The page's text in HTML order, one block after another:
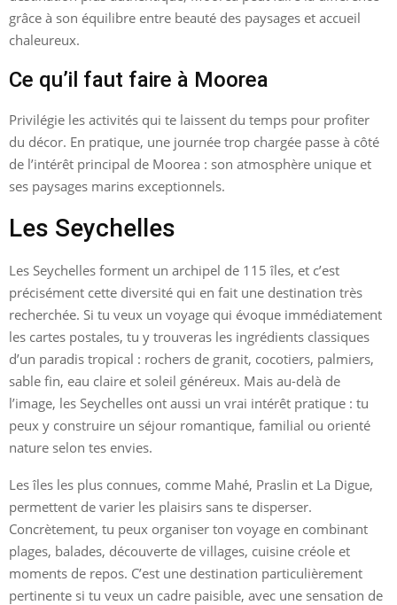
grâce à son équilibre entre beauté des paysages et accueil
chaleureux.
Ce qu’il faut faire à Moorea
Privilégie les activités qui te laissent du temps pour profiter
du décor. En pratique, une journée trop chargée passe à côté
de l’intérêt principal de Moorea : son atmosphère unique et
ses paysages marins exceptionnels.
Les Seychelles
Les Seychelles forment un archipel de 115 îles, et c’est
précisément cette diversité qui en fait une destination très
recherchée. Si tu veux un voyage qui évoque immédiatement
les cartes postales, tu y trouveras les ingrédients classiques
d’un paradis tropical : rochers de granit, cocotiers, palmiers,
sable fin, eau claire et soleil généreux. Mais au-delà de
l’image, les Seychelles ont aussi un vrai intérêt pratique : tu
peux y construire un séjour romantique, familial ou orienté
nature selon tes envies.
Les îles les plus connues, comme Mahé, Praslin et La Digue,
permettent de varier les plaisirs sans te disperser.
Concrètement, tu peux organiser ton voyage en combinant
plages, balades, découverte de villages, cuisine créole et
moments de repos. C’est une destination particulièrement
pertinente si tu veux un cadre paisible, avec une sensation de